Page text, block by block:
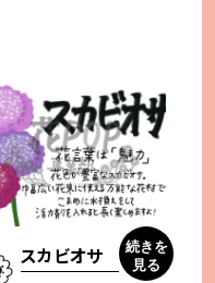
スカビオサ
続きを
見る